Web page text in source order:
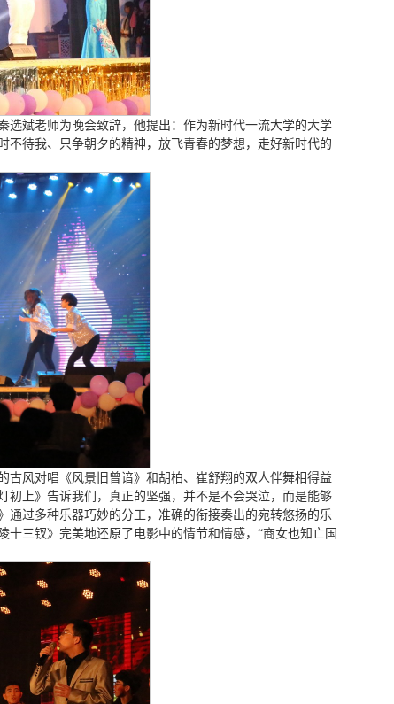
斌老师为晚会致辞，他提出：作为新时代一流大学的大学
待我、只争朝夕的精神，放飞青春的梦想，走好新时代的
风对唱《风景旧曾谙》和胡柏、崔舒翔的双人伴舞相得益
初上》告诉我们，真正的坚强，并不是不会哭泣，而是能够
过多种乐器巧妙的分工，准确的衔接奏出的宛转悠扬的乐
三钗》完美地还原了电影中的情节和情感，“商女也知亡国